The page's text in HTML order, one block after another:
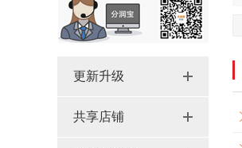
更新升级
共享店铺